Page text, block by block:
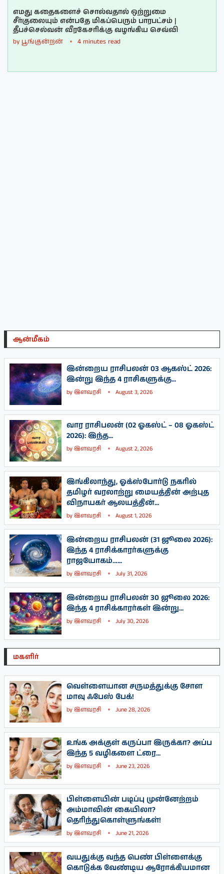
எமது கதைகளைச் சொல்வதால் ஒற்றுமை
சீர்குலையும் என்பதே மிகப்பெரும் பாரபட்சம் |
தீபச்செல்வன் வீரகேசரிக்கு வழங்கிய செவ்வி
by பூங்குன்றன் 4 minutes read
ஆன்மீகம்
இன்றைய ராசிபலன் 03 ஆகஸ்ட் 2026:
இன்று இந்த 4 ராசிகளுக்கு...
byஇளவரசி August 3, 2026
வார ராசிபலன் (02 ஓகஸ்ட் – 08 ஓகஸ்ட்
2026): இந்த...
byஇளவரசி August 2, 2026
இங்கிலாந்து, ஓக்ஸ்போர்டு நகரில்
தமிழர் வரலாற்று மையத்தின் அற்புத
விநாயகர் ஆலயத்தின்...
byஇளவரசி August 1, 2026
இன்றைய ராசிபலன் (31 ஜூலை 2026):
இந்த 4 ராசிக்காரர்களுக்கு
ராஜயோகம்…...
byஇளவரசி July 31, 2026
இன்றைய ராசிபலன் 30 ஜூலை 2026:
இந்த 4 ராசிக்காரர்கள் இன்று...
byஇளவரசி July 30, 2026
மகளிர்
வெள்ளையான சருமத்துக்கு சோள
மாவு ஃபேஸ் பேக்!
byஇளவரசி June 28, 2026
உங்க அக்குள் கருப்பா இருக்கா? அப்ப
இந்த 5 வழிகளை ட்ரை...
byஇளவரசி June 23, 2026
பிள்ளையின் படிப்பு முன்னேற்றம்
அம்மாவின் கையிலா?
தெரிந்துகொள்ளுங்கள்!
byஇளவரசி June 21, 2026
வயதுக்கு வந்த பெண் பிள்ளைக்கு
கொடுக்க வேண்டிய ஆரோக்கியமான